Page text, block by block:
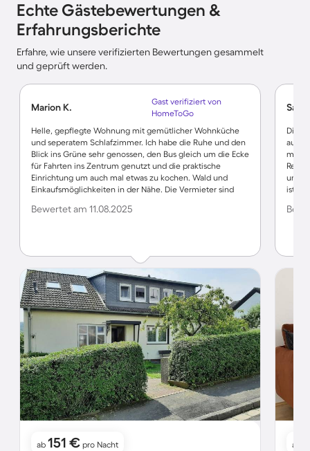
Echte Gästebewertungen &
Erfahrungsberichte
Erfahre, wie unsere verifizierten Bewertungen gesammelt
und geprüft werden.
Marion K.
Gast verifiziert von
HomeToGo
Helle, gepflegte Wohnung mit gemütlicher Wohnküche
und seperatem Schlafzimmer. Ich habe die Ruhe und den
Blick ins Grüne sehr genossen, den Bus gleich um die Ecke
für Fahrten ins Zentrum genutzt und die praktische
Einrichtung um auch mal etwas zu kochen. Wald und
Einkaufsmöglichkeiten in der Nähe. Die Vermieter sind
Bewertet am 11.08.2025
ab 151 € pro Nacht
Die
mit
um
ist
große
ab